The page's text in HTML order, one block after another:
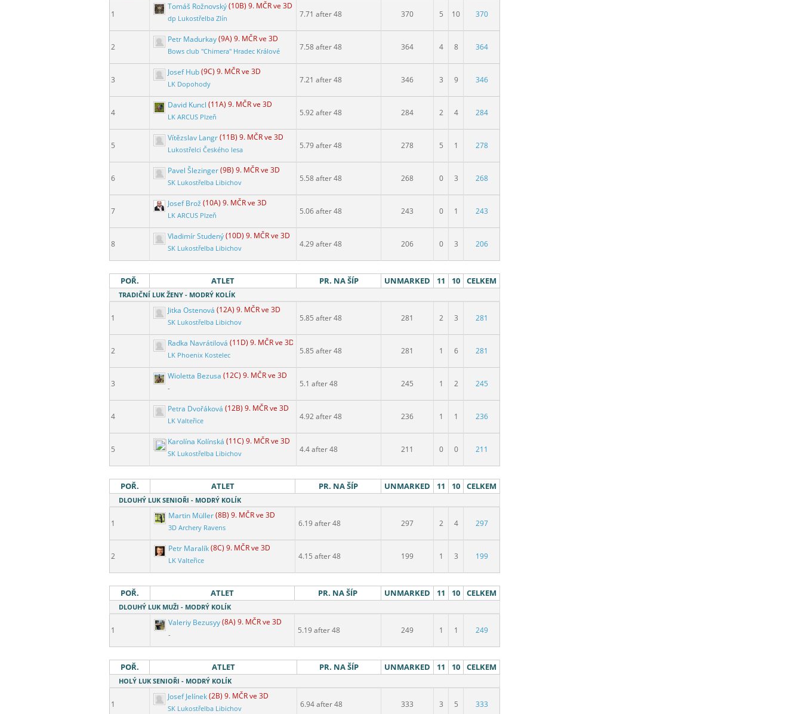
1
Tomáš Rožnovský(10B) 9. MČR ve 3D
dp Lukostřelba Zlín 7.71 after 48 370 5 10 370
2
Petr Madurkay(9A) 9. MČR ve 3D
Bows club "Chimera" Hradec Králové 7.58 after 48 364 4 8 364
3
Josef Hub(9C) 9. MČR ve 3D
LK Dopohody 7.21 after 48 346 3 9 346
4
David Kuncl (11A) 9. MČR ve 3D
LK ARCUS Plzeň 5.92 after 48 284 2 4 284
5
Vítězslav Langr(11B) 9. MČR ve 3D
Lukostřelci Českého lesa 5.79 after 48 278 5 1 278
6
Pavel Šlezinger(9B) 9. MČR ve 3D
SK Lukostřelba Libichov 5.58 after 48 268 0 3 268
7
Josef Brož (10A) 9. MČR ve 3D
LK ARCUS Plzeň 5.06 after 48 243 0 1 243
8
Vladimír Studený(10D) 9. MČR ve 3D
SK Lukostřelba Libichov 4.29 after 48 206 0 3 206
POŘ. ATLET PR. NA ŠÍP UNMARKED 11 10 CELKEM
TRADIČNÍ LUK ŽENY - MODRÝ KOLÍK
1
Jitka Ostenová (12A) 9. MČR ve 3D
SK Lukostřelba Libichov 5.85 after 48 281 2 3 281
2
Radka Navrátilová (11D) 9. MČR ve 3D
LK Phoenix Kostelec 5.85 after 48 281 1 6 281
3
Wioletta Bezusa (12C) 9. MČR ve 3D
- 5.1 after 48 245 1 2 245
4
Petra Dvořáková (12B) 9. MČR ve 3D
LK Valteřice 4.92 after 48 236 1 1 236
5
Karolína Kolínská (11C) 9. MČR ve 3D
SK Lukostřelba Libichov 4.4 after 48 211 0 0 211
POŘ. ATLET PR. NA ŠÍP UNMARKED 11 10 CELKEM
DLOUHÝ LUK SENIOŘI - MODRÝ KOLÍK
1
Martin Müller(8B) 9. MČR ve 3D
3D Archery Ravens 6.19 after 48 297 2 4 297
2
Petr Maralík(8C) 9. MČR ve 3D
LK Valteřice 4.15 after 48 199 1 3 199
POŘ. ATLET PR. NA ŠÍP UNMARKED 11 10 CELKEM
DLOUHÝ LUK MUŽI - MODRÝ KOLÍK
1
Valeriy Bezusyy(8A) 9. MČR ve 3D
- 5.19 after 48 249 1 1 249
POŘ. ATLET PR. NA ŠÍP UNMARKED 11 10 CELKEM
HOLÝ LUK SENIOŘI - MODRÝ KOLÍK
1
Josef Jelínek(2B) 9. MČR ve 3D
SK Lukostřelba Libichov 6.94 after 48 333 3 5 333